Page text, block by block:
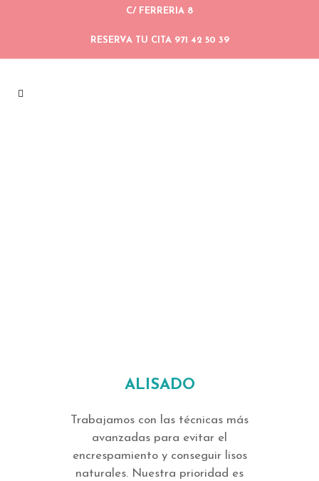
C/ FERRERIA 8
RESERVA TU CITA 971 42 50 39
ALISADO
Trabajamos con las técnicas más
avanzadas para evitar el
encrespamiento y conseguir lisos
naturales. Nuestra prioridad es